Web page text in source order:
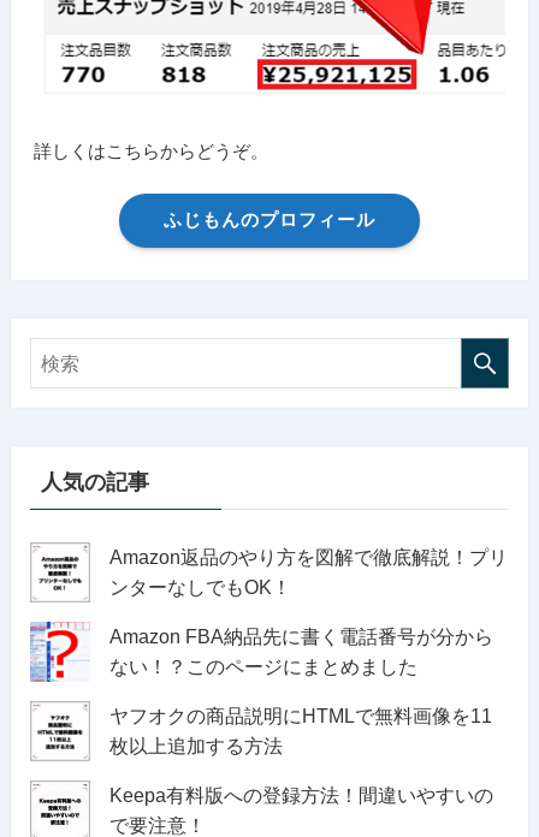
詳しくはこちらからどうぞ。
ふじもんのプロフィール
人気の記事
Amazon返品のやり方を図解で徹底解説！プリ
ンターなしでもOK！
Amazon FBA納品先に書く電話番号が分から
ない！？このページにまとめました
ヤフオクの商品説明にHTMLで無料画像を11
枚以上追加する方法
Keepa有料版への登録方法！間違いやすいの
で要注意！